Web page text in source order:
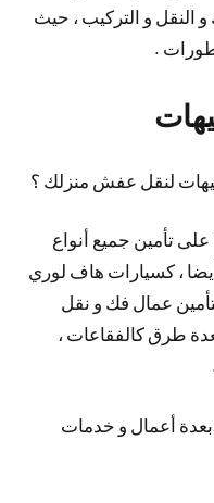
و النقل و التركيب ، حيث
.
لنقل عفش منزلك ؟
تأمين جميع أنواع
، كسيارات هاف لوري
بتأمين عمال فك و نقل
طرق كالفقاعات ،
بعدة أعمال و خدمات